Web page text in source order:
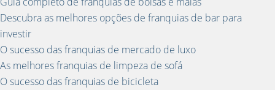
Descubra as melhores opções de franquias de bar para
investir
O sucesso das franquias de mercado de luxo
As melhores franquias de limpeza de sofá
O sucesso das franquias de bicicleta